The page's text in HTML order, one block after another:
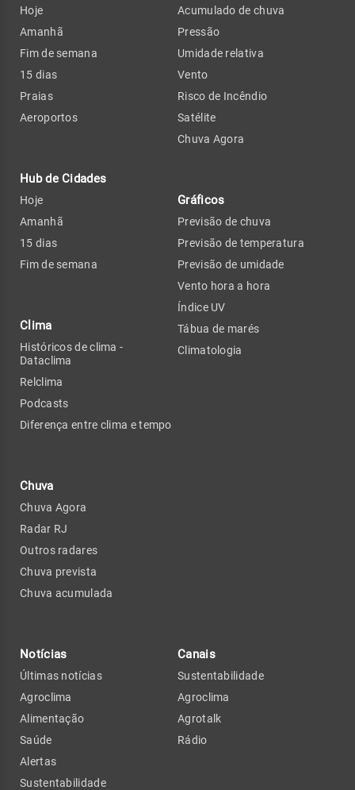
Hoje
Amanhã
Fim de semana
15 dias
Praias
Aeroportos
Hub de Cidades
Hoje
Amanhã
15 dias
Fim de semana
Clima
Históricos de clima -
Dataclima
Relclima
Podcasts
Diferença entre clima e tempo
Chuva
Chuva Agora
Radar RJ
Outros radares
Chuva prevista
Chuva acumulada
Acumulado de chuva
Pressão
Umidade relativa
Vento
Risco de Incêndio
Satélite
Chuva Agora
Gráficos
Previsão de chuva
Previsão de temperatura
Previsão de umidade
Vento hora a hora
Índice UV
Tábua de marés
Climatologia
Notícias
Últimas notícias
Agroclima
Alimentação
Saúde
Alertas
Sustentabilidade
Canais
Sustentabilidade
Agroclima
Agrotalk
Rádio